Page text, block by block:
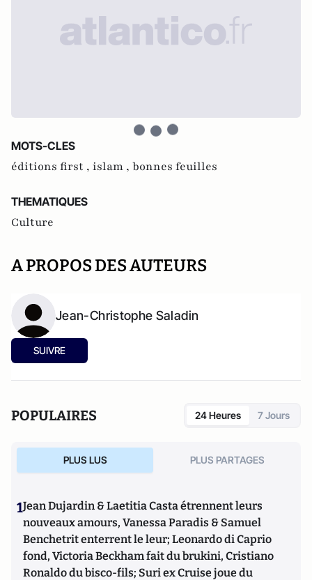
MOTS-CLES
éditions first , islam , bonnes feuilles
THEMATIQUES
Culture
A PROPOS DES AUTEURS
Jean-Christophe Saladin
SUIVRE
POPULAIRES 24 Heures 7 Jours
PLUS LUS PLUS PARTAGES
1Jean Dujardin & Laetitia Casta étrennent leurs
nouveaux amours, Vanessa Paradis & Samuel
Benchetrit enterrent le leur; Leonardo di Caprio
fond, Victoria Beckham fait du brukini, Cristiano
Ronaldo du bisco-fils; Suri ex Cruise joue du